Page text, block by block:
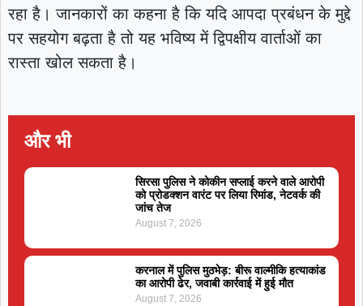
रहा है। जानकारों का कहना है कि यदि आपदा प्रबंधन के मुद्दे
पर सहयोग बढ़ता है तो यह भविष्य में द्विपक्षीय वार्ताओं का
रास्ता खोल सकता है।
और भी
सिरसा पुलिस ने कोकीन सप्लाई करने वाले आरोपी
को प्रोडक्शन वारंट पर लिया रिमांड, नेटवर्क की
जांच तेज
August 7, 2026
करनाल में पुलिस मुठभेड़: बीरू वाल्मीकि हत्याकांड
का आरोपी ढेर, जवाबी कार्रवाई में हुई मौत
August 7, 2026